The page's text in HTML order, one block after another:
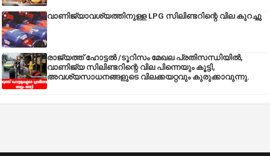
വാണിജ്യാവശ്യത്തിനുള്ള LPG സിലിണ്ടറിന്റെ വില കുറച്ചു
രാജ്യത്ത് ഹോട്ടൽ /ടൂറിസം മേഖല പ്രതിസന്ധിയിൽ,
വാണിജ്യ സിലിണ്ടറിന്റെ വില പിന്നെയും കൂട്ടി,
അവശ്യസാധനങ്ങളുടെ വിലക്കയറ്റവും കുരുക്കാവുന്നു.